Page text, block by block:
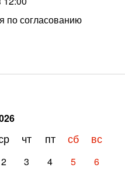
по согласованию
чт пт сб вс
2 3 4 5
6